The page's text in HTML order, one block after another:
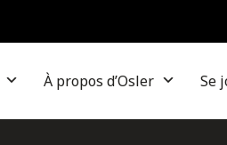
À propos d’Osler Se